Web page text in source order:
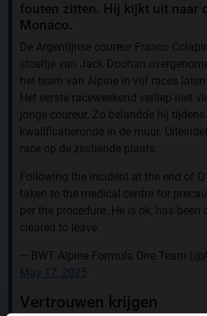
fouten zitten. Hij kijkt uit naar
Monaco.
De Argentijnse coureur Franco
stoeltje van Jack Doohan
het team van Alpine in vijf races
Het eerste raceweekend verliep niet
jonge coureur. Zo belandde hij tijdens
kwalificatieronde in de muur.
race op de zestiende plaats.
Following the incident at the end of
taken to the medical centre for
per the procedure. He is ok, has been
cleared to leave.
— BWT Alpine Formula One Team
May 17, 2025
Vertrouwen krijgen